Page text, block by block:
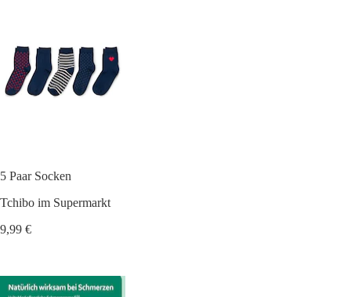
5 Paar Socken
Tchibo im Supermarkt
9,99 €